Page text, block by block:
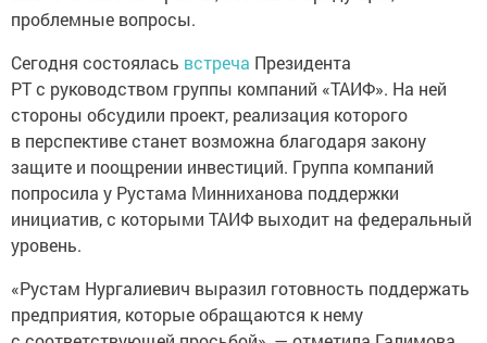
проблемные вопросы.
Сегодня состоялась встреча Президента
РТ с руководством группы компаний «ТАИФ». На ней
стороны обсудили проект, реализация которого
в перспективе станет возможна благодаря закону
защите и поощрении инвестиций. Группа компаний
попросила у Рустама Минниханова поддержки
инициатив, с которыми ТАИФ выходит на федеральный
уровень.
«Рустам Нургалиевич выразил готовность поддержать
предприятия, которые обращаются к нему
с соответствующей просьбой», — отметила Галимова.